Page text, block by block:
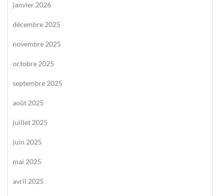
janvier 2026
décembre 2025
novembre 2025
octobre 2025
septembre 2025
août 2025
juillet 2025
juin 2025
mai 2025
avril 2025